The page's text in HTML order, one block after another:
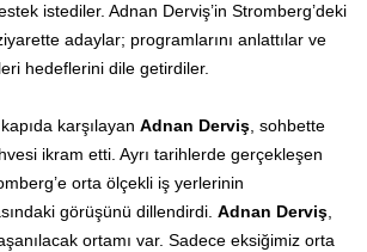
istediler. Adnan Derviş’in Stromberg’deki
adaylar; programlarını anlattılar ve
hedeflerini dile getirdiler.
karşılayan Adnan Derviş, sohbette
ikram etti. Ayrı tarihlerde gerçekleşen
orta ölçekli iş yerlerinin
görüşünü dillendirdi. Adnan Derviş,
ortamı var. Sadece eksiğimiz orta